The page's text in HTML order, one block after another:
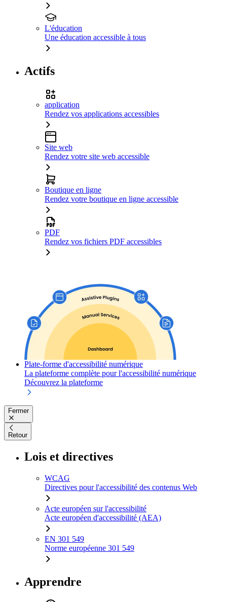
L'éducation
Une éducation accessible à tous
Actifs
application
Rendez vos applications accessibles
Site web
Rendez votre site web accessible
Boutique en ligne
Rendez votre boutique en ligne accessible
PDF
Rendez vos fichiers PDF accessibles
Plate-forme d'accessibilité numérique
La plateforme complète pour l'accessibilité numérique
Découvrez la plateforme
Fermer
Retour
Lois et directives
WCAG
Directives pour l'accessibilité des contenus Web
Acte européen sur l'accessibilité
Acte européen d'accessibilité (AEA)
EN 301 549
Norme européenne 301 549
Apprendre